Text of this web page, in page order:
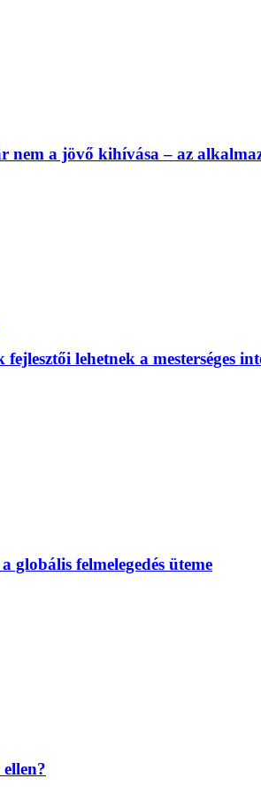
nem a jövő kihívása – az
fejlesztői lehetnek a mesterséges
globális felmelegedés üteme